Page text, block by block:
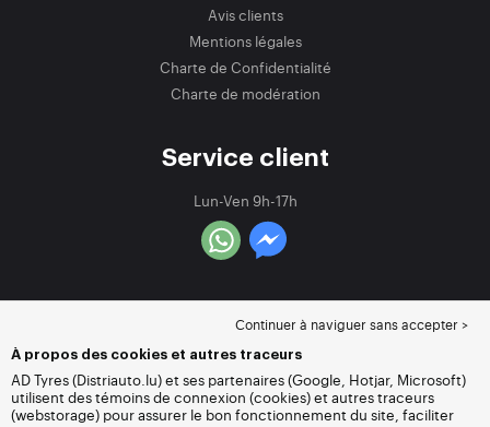
Avis clients
Mentions légales
Charte de Confidentialité
Charte de modération
Service client
Lun-Ven 9h-17h
Continuer à naviguer sans accepter >
À propos des cookies et autres traceurs
AD Tyres (Distriauto.lu) et ses partenaires (Google, Hotjar, Microsoft)
utilisent des témoins de connexion (cookies) et autres traceurs
(webstorage) pour assurer le bon fonctionnement du site, faciliter